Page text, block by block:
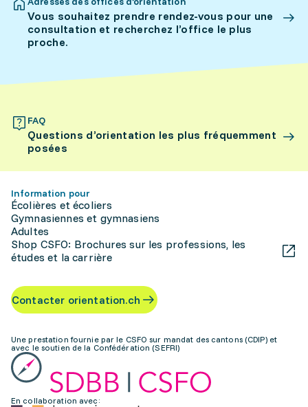
Vous souhaitez prendre rendez-vous pour une
consultation et recherchez l’office le plus
proche.
FAQ
Questions d’orientation les plus fréquemment
posées
Information pour
Écolières et écoliers
Gymnasiennes et gymnasiens
Adultes
Shop CSFO: Brochures sur les professions, les
études et la carrière
Contacter orientation.ch
Une prestation fournie par le CSFO sur mandat des cantons (CDIP) et
avec le soutien de la Confédération (SEFRI)
En collaboration avec: